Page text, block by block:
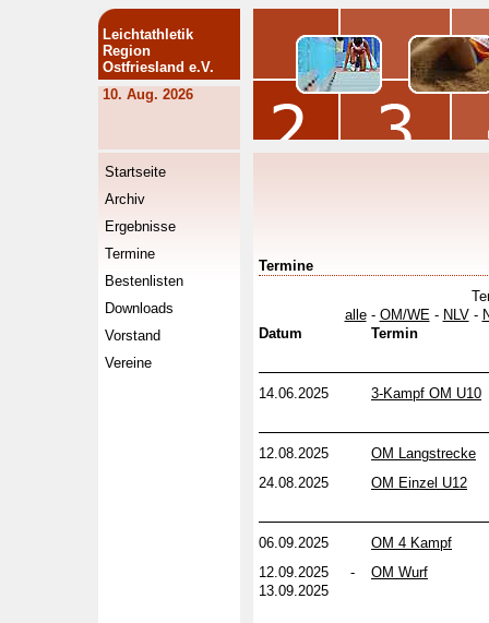
Leichtathletik
Region
Ostfriesland e.V.
10. Aug. 2026
Startseite
Archiv
Ergebnisse
Termine
Bestenlisten
Downloads
Vorstand
Vereine
Termine
alle- OM/WE- NLV-
Datum
Termin
14.06.2025 3-Kampf OM U10
12.08.2025
OM Langstrecke
24.08.2025
OM Einzel U12
06.09.2025
OM 4 Kampf
12.09.2025 -
13.09.2025
OM Wurf